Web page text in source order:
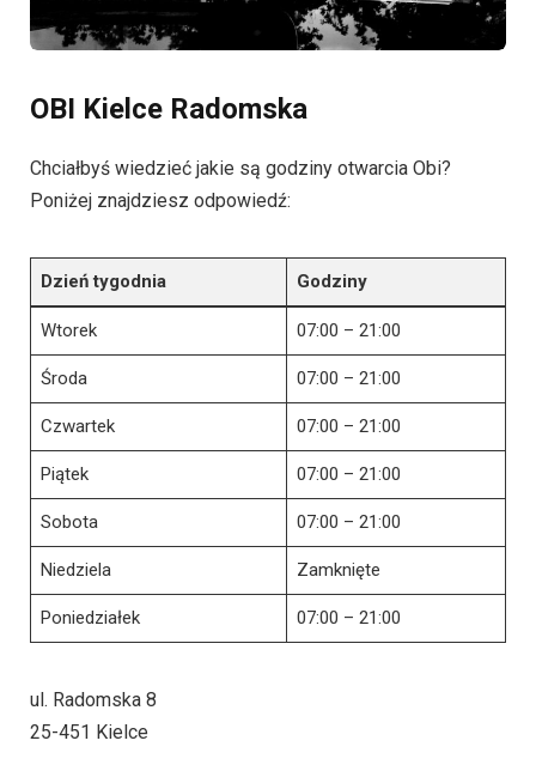
OBI Kielce Radomska
Chciałbyś wiedzieć jakie są godziny otwarcia Obi?
Poniżej znajdziesz odpowiedź:
Dzień tygodnia Godziny
Wtorek 07:00 – 21:00
Środa 07:00 – 21:00
Czwartek 07:00 – 21:00
Piątek 07:00 – 21:00
Sobota 07:00 – 21:00
Niedziela Zamknięte
Poniedziałek 07:00 – 21:00
ul. Radomska 8
25-451 Kielce